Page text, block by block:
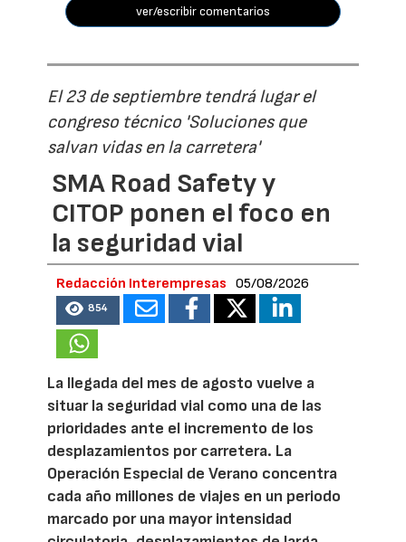
ver/escribir comentarios
El 23 de septiembre tendrá lugar el
congreso técnico 'Soluciones que
salvan vidas en la carretera'
SMA Road Safety y
CITOP ponen el foco en
la seguridad vial
Redacción Interempresas 05/08/2026
854
La llegada del mes de agosto vuelve a
situar la seguridad vial como una de las
prioridades ante el incremento de los
desplazamientos por carretera. La
Operación Especial de Verano concentra
cada año millones de viajes en un periodo
marcado por una mayor intensidad